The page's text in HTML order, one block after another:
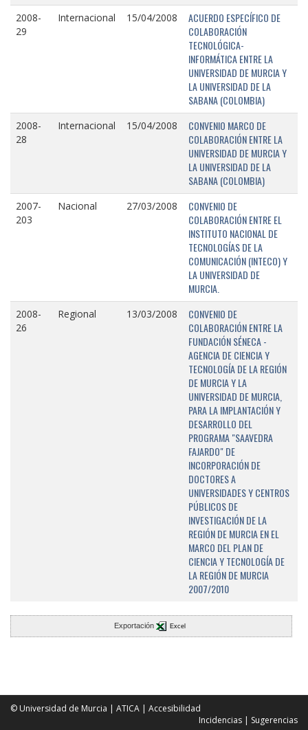
2008-
29
Internacional 15/04/2008
ACUERDO ESPECÍFICO DE
COLABORACIÓN
TECNOLÓGICA-
INFORMÁTICA ENTRE LA
UNIVERSIDAD DE MURCIA Y
LA UNIVERSIDAD DE LA
SABANA (COLOMBIA)
2008-
28
Internacional 15/04/2008
CONVENIO MARCO DE
COLABORACIÓN ENTRE LA
UNIVERSIDAD DE MURCIA Y
LA UNIVERSIDAD DE LA
SABANA (COLOMBIA)
2007-
203
Nacional 27/03/2008
CONVENIO DE
COLABORACIÓN ENTRE EL
INSTITUTO NACIONAL DE
TECNOLOGÍAS DE LA
COMUNICACIÓN (INTECO) Y
LA UNIVERSIDAD DE
MURCIA.
2008-
26
Regional 13/03/2008
CONVENIO DE
COLABORACIÓN ENTRE LA
FUNDACIÓN SÉNECA -
AGENCIA DE CIENCIA Y
TECNOLOGÍA DE LA REGIÓN
DE MURCIA Y LA
UNIVERSIDAD DE MURCIA,
PARA LA IMPLANTACIÓN Y
DESARROLLO DEL
PROGRAMA "SAAVEDRA
FAJARDO" DE
INCORPORACIÓN DE
DOCTORES A
UNIVERSIDADES Y CENTROS
PÚBLICOS DE
INVESTIGACIÓN DE LA
REGIÓN DE MURCIA EN EL
MARCO DEL PLAN DE
CIENCIA Y TECNOLOGÍA DE
LA REGIÓN DE MURCIA
2007/2010
Exportación Excel
© Universidad de Murcia | ATICA | Accesibilidad
Incidencias | Sugerencias